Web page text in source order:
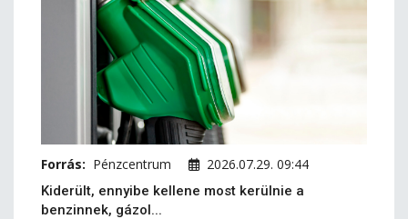
Forrás: Pénzcentrum 2026.07.29. 09:44
Kiderült, ennyibe kellene most kerülnie a
benzinnek, gázol...